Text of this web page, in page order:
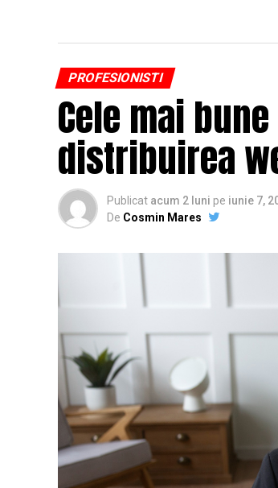
PROFESIONISTI
Cele mai
distribuirea
Publicat acum 2 luni pe iunie 7,
De Cosmin Mares